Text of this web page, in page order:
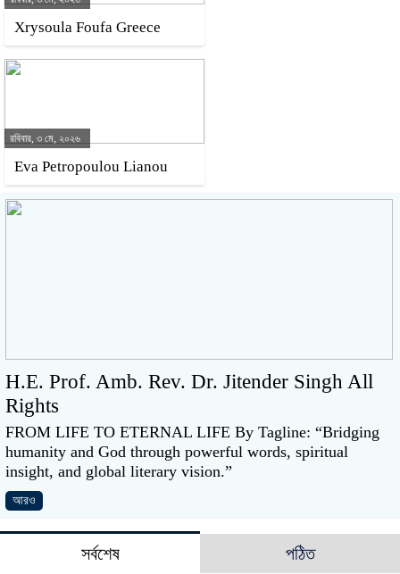
Xrysoula Foufa Greece
রবিবার, ৩ মে, ২০২৬
Eva Petropoulou Lianou
H.E. Prof. Amb. Rev. Dr. Jitender Singh All
Rights
FROM LIFE TO ETERNAL LIFE By Tagline: “Bridging
humanity and God through powerful words, spiritual
insight, and global literary vision.”
আরও
সর্বশেষ পঠিত